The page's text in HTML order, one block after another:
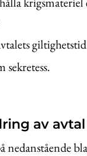
giltighetstid
sekretess.
av avtal
nedanstående